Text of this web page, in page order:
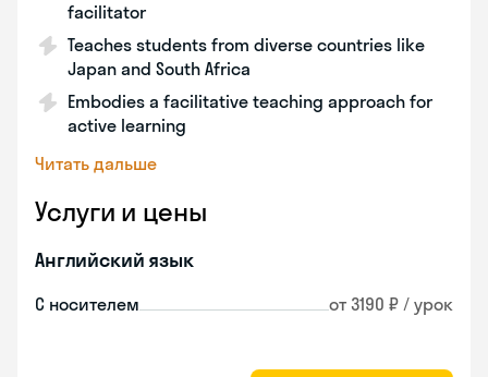
facilitator
Teaches students from diverse countries like
Japan and South Africa
Embodies a facilitative teaching approach for
active learning
Читать дальше
Услуги и цены
Английский язык
С носителем от 3190 ₽ / урок